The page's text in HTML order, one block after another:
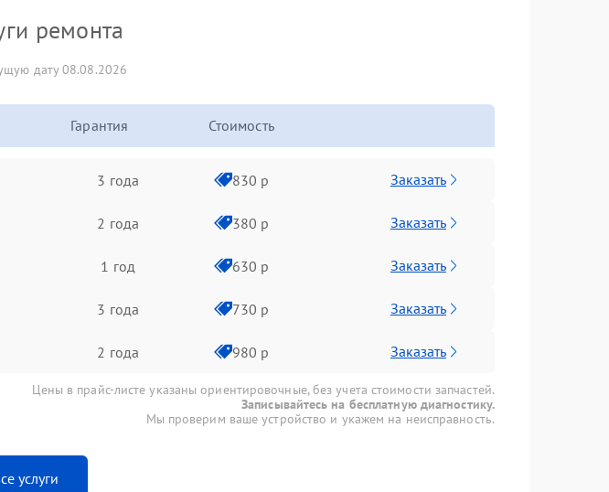
ремонта
дату 08.08.2026
Гарантия Стоимость
3 года 830 р Заказать
2 года 380 р Заказать
1 год 630 р Заказать
3 года 730 р Заказать
2 года 980 р Заказать
Цены в прайс-листе указаны ориентировочные, без учета стоимости запчастей.
Записывайтесь на бесплатную диагностику.
Мы проверим ваше устройство и укажем на неисправность.
услуги